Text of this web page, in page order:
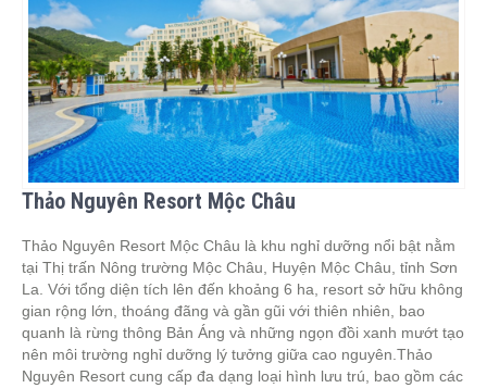
Thảo Nguyên Resort Mộc Châu
Thảo Nguyên Resort Mộc Châu là khu nghỉ dưỡng nổi bật nằm
tại Thị trấn Nông trường Mộc Châu, Huyện Mộc Châu, tỉnh Sơn
La. Với tổng diện tích lên đến khoảng 6 ha, resort sở hữu không
gian rộng lớn, thoáng đãng và gần gũi với thiên nhiên, bao
quanh là rừng thông Bản Áng và những ngọn đồi xanh mướt tạo
nên môi trường nghỉ dưỡng lý tưởng giữa cao nguyên.Thảo
Nguyên Resort cung cấp đa dạng loại hình lưu trú, bao gồm các